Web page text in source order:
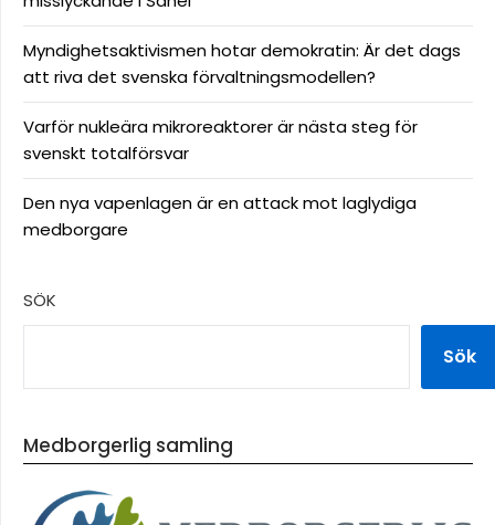
Myndighetsaktivismen hotar demokratin: Är det dags
att riva det svenska förvaltningsmodellen?
Varför nukleära mikroreaktorer är nästa steg för
svenskt totalförsvar
Den nya vapenlagen är en attack mot laglydiga
medborgare
SÖK
Sök
Medborgerlig samling